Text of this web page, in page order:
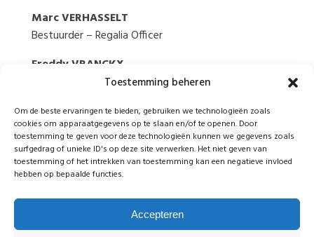
Toestemming beheren
Om de beste ervaringen te bieden, gebruiken we technologieën zoals
cookies om apparaatgegevens op te slaan en/of te openen. Door
toestemming te geven voor deze technologieën kunnen we gegevens zoals
surfgedrag of unieke ID's op deze site verwerken. Het niet geven van
toestemming of het intrekken van toestemming kan een negatieve invloed
hebben op bepaalde functies.
Accepteren
Marc VERHASSELT
Bestuurder – Regalia Officer
Freddy VRANCKX
Bestuurder – Penningmeester
Secretariaat:Véronique DELPLANCK
Commissaris :Jean NELIS